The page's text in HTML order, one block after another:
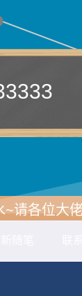
~请各位大